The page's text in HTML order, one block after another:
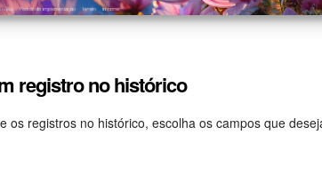
registro no histórico
os registros no histórico, escolha os campos que